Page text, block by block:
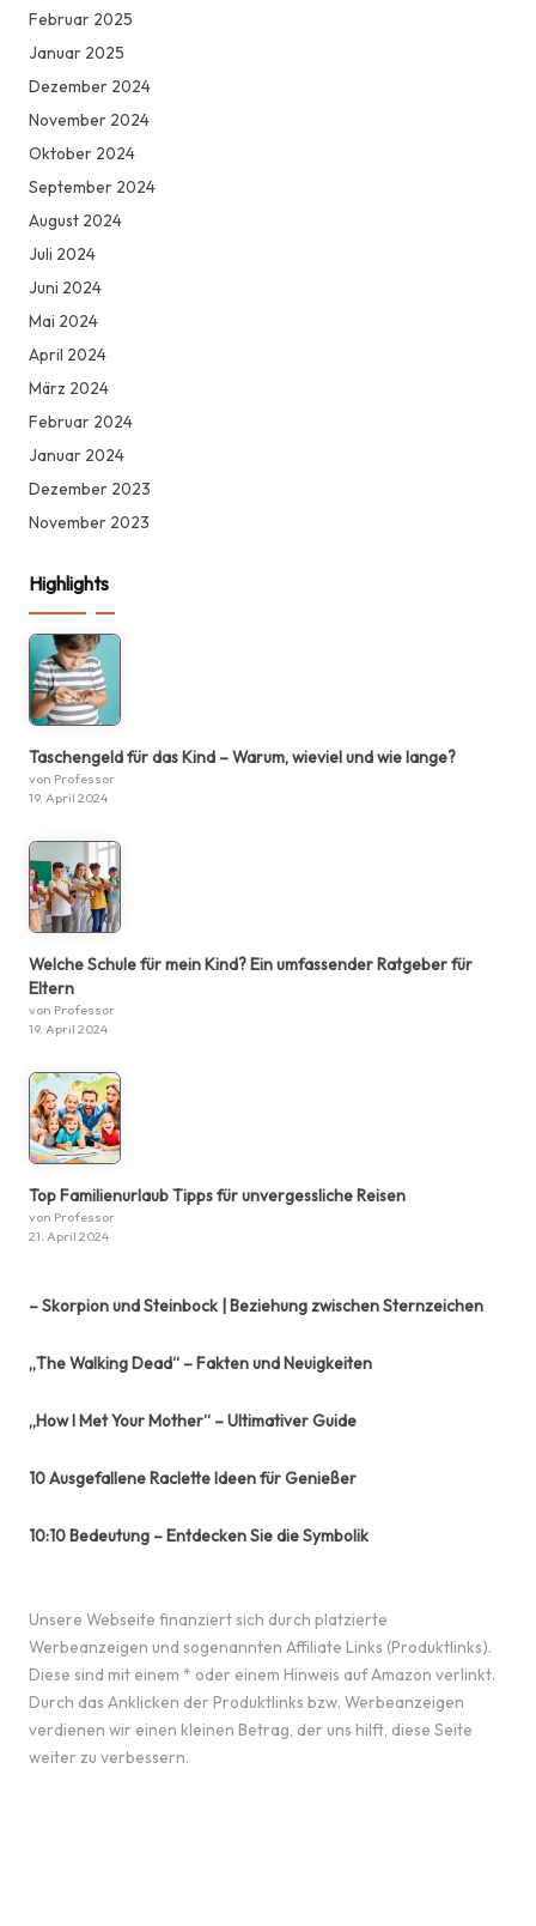
Februar 2025
Januar 2025
Dezember 2024
November 2024
Oktober 2024
September 2024
August 2024
Juli 2024
Juni 2024
Mai 2024
April 2024
März 2024
Februar 2024
Januar 2024
Dezember 2023
November 2023
Highlights
Taschengeld für das Kind – Warum, wieviel und wie lange?
von Professor
19. April 2024
Welche Schule für mein Kind? Ein umfassender Ratgeber für
Eltern
von Professor
19. April 2024
Top Familienurlaub Tipps für unvergessliche Reisen
von Professor
21. April 2024
– Skorpion und Steinbock | Beziehung zwischen Sternzeichen
„The Walking Dead“ – Fakten und Neuigkeiten
„How I Met Your Mother“ – Ultimativer Guide
10 Ausgefallene Raclette Ideen für Genießer
10:10 Bedeutung – Entdecken Sie die Symbolik
Unsere Webseite finanziert sich durch platzierte
Werbeanzeigen und sogenannten Affiliate Links (Produktlinks).
Diese sind mit einem * oder einem Hinweis auf Amazon verlinkt.
Durch das Anklicken der Produktlinks bzw. Werbeanzeigen
verdienen wir einen kleinen Betrag, der uns hilft, diese Seite
weiter zu verbessern.